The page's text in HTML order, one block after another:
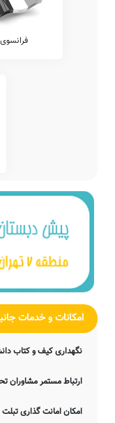
فرانسوی
امکانات و خدمات
نگهداری کیف و کتاب
ارتباط مستمر مشاوران
امکان امانت گذاری